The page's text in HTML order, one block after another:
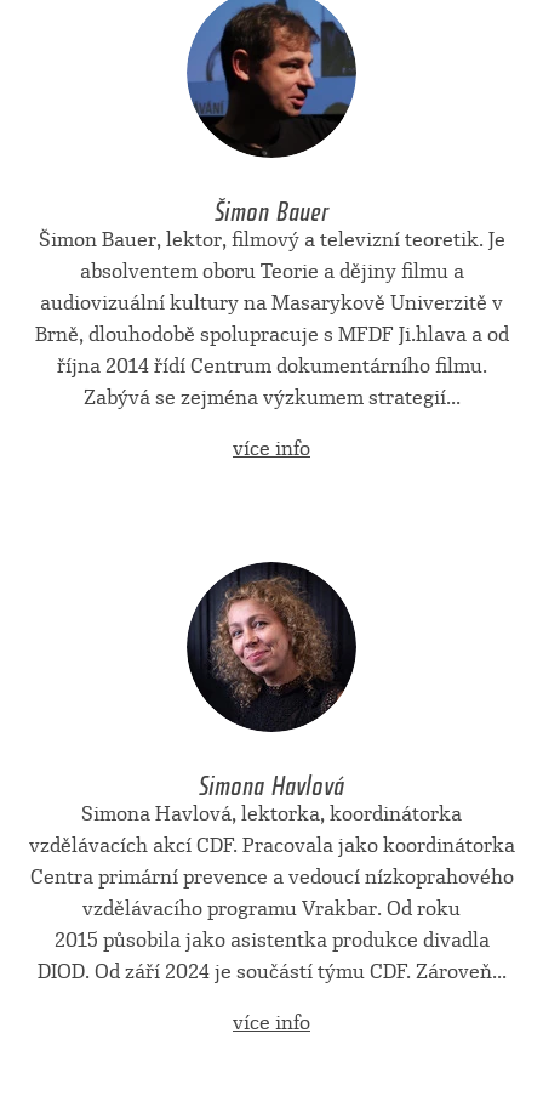
Šimon Bauer
Šimon Bauer, lektor, filmový a televizní teoretik. Je
absolventem oboru Teorie a dějiny filmu a
audiovizuální kultury na Masarykově Univerzitě v
Brně, dlouhodobě spolupracuje s MFDF Ji.hlava a od
října 2014 řídí Centrum dokumentárního filmu.
Zabývá se zejména výzkumem strategií...
více info
Simona Havlová
Simona Havlová, lektorka, koordinátorka
vzdělávacích akcí CDF. Pracovala jako koordinátorka
Centra primární prevence a vedoucí nízkoprahového
vzdělávacího programu Vrakbar. Od roku
2015 působila jako asistentka produkce divadla
DIOD. Od září 2024 je součástí týmu CDF. Zároveň...
více info